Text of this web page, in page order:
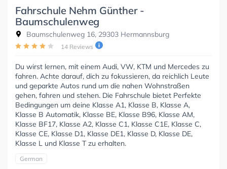
Fahrschule Nehm Günther -
Baumschulenweg
Baumschulenweg 16, 29303 Hermannsburg
14 Reviews
Du wirst lernen, mit einem Audi, VW, KTM und Mercedes zu
fahren. Achte darauf, dich zu fokussieren, da reichlich Leute
und geparkte Autos rund um die nahen Wohnstraßen
gehen, fahren und stehen. Die Fahrschule bietet Perfekte
Bedingungen um deine Klasse A1, Klasse B, Klasse A,
Klasse B Automatik, Klasse BE, Klasse B96, Klasse AM,
Klasse BF17, Klasse A2, Klasse C1, Klasse C1E, Klasse C,
Klasse CE, Klasse D1, Klasse DE1, Klasse D, Klasse DE,
Klasse L und Klasse T zu erhalten.
German